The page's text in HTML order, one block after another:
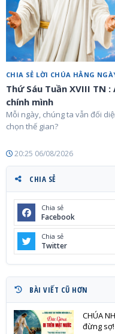
CHIA SẺ LỜI CHÚA HẰNG
Thứ Sáu Tuần XVIII TN
chính mình
Mỗi ngày, chúng ta vẫn đối
chọn thế gian?
20:25 06/08/2026
CHIA SẺ
Chia sẻ
Facebook
Chia sẻ
Twitter
BÀI VIẾT CŨ HƠN
CHÚA
đừng sợ!